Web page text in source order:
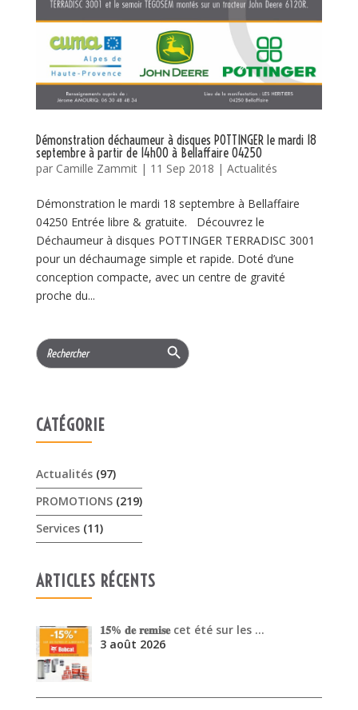
Démonstration déchaumeur à disques POTTINGER le mardi 18
septembre à partir de 14h00 à Bellaffaire 04250
par Camille Zammit| 11 Sep 2018 | Actualités
Démonstration le mardi 18 septembre à Bellaffaire
04250 Entrée libre & gratuite. Découvrez le
Déchaumeur à disques POTTINGER TERRADISC 3001
pour un déchaumage simple et rapide. Doté d’une
conception compacte, avec un centre de gravité
proche du...
Search
for:
Search Button
CATÉGORIE
Actualités(97)
PROMOTIONS(219)
Services(11)
ARTICLES RÉCENTS
𝟏𝟓% 𝐝𝐞 𝐫𝐞𝐦𝐢𝐬𝐞 cet été sur les …
3 août 2026